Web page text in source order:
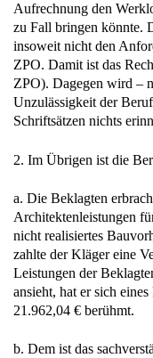
Aufrechnung den
zu Fall bringen könnte.
insoweit nicht den
ZPO. Damit ist das
ZPO). Dagegen wird –
Unzulässigkeit der
Schriftsätzen nichts
2. Im Übrigen ist die
a. Die Beklagten
Architektenleistungen
nicht realisiertes
zahlte der Kläger eine
Leistungen der
ansieht, hat er sich
21.962,04 € berühmt.
b. Dem ist das